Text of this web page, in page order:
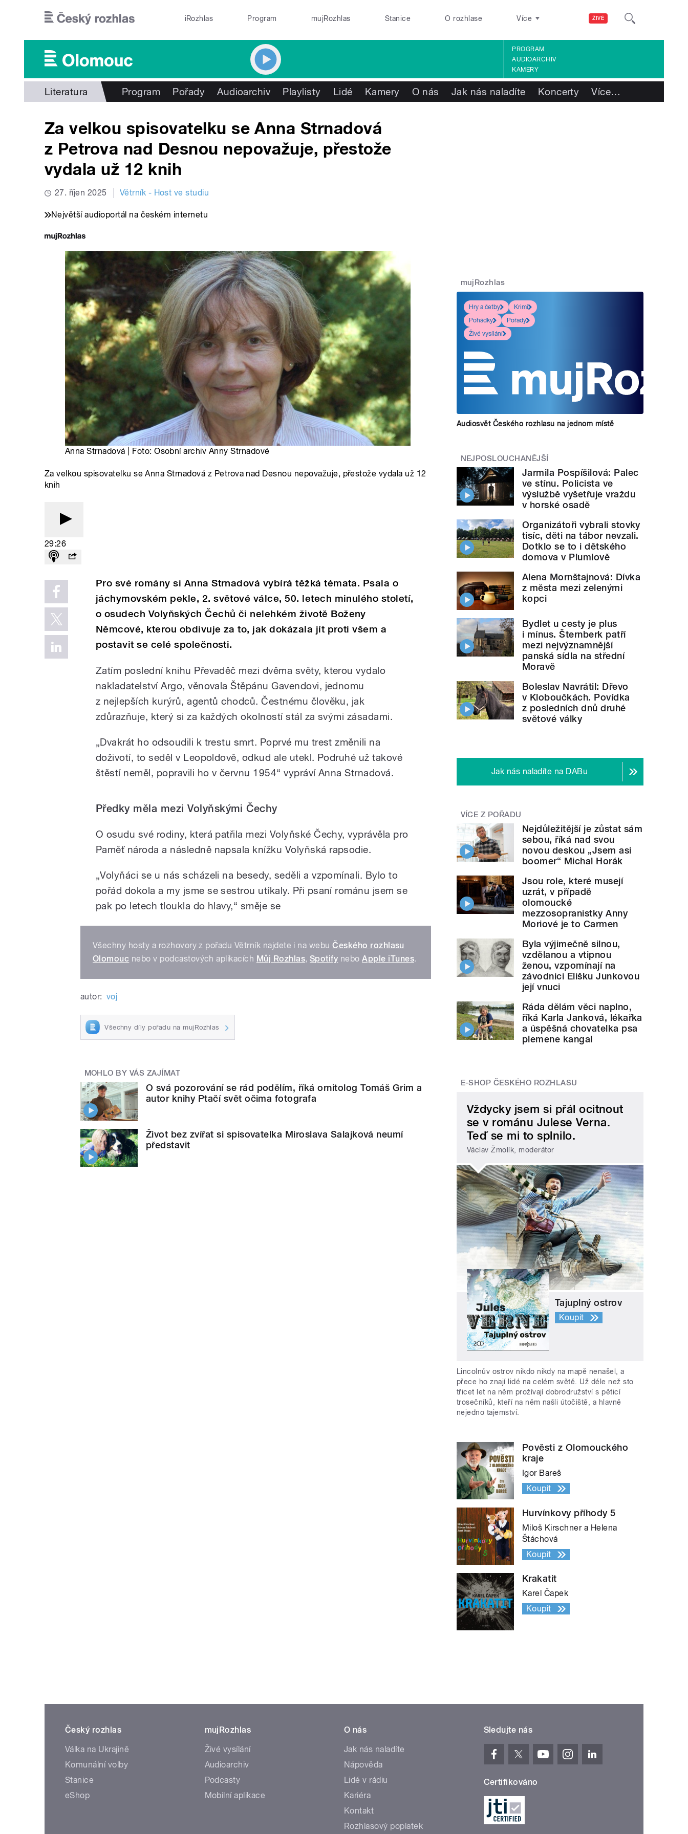
ŽIVĚ
iRozhlas Program mujRozhlas Stanice O rozhlase Více
PROGRAM
AUDIOARCHIV
KAMERY
Literatura Program Pořady Audioarchiv Playlisty Lidé Kamery O nás Jak nás naladíte Koncerty Více…
Za velkou spisovatelku se Anna Strnadová
z Petrova nad Desnou nepovažuje, přestože
vydala už 12 knih
27. říjen 2025 Větrník - Host ve studiu
Největší audioportál na českém internetu
Anna Strnadová | Foto: Osobní archiv Anny Strnadové
Za velkou spisovatelku se Anna Strnadová z Petrova nad Desnou nepovažuje, přestože vydala už 12
knih
29:26
Pro své romány si Anna Strnadová vybírá těžká témata. Psala o
jáchymovském pekle, 2. světové válce, 50. letech minulého století,
o osudech Volyňských Čechů či nelehkém životě Boženy
Němcové, kterou obdivuje za to, jak dokázala jít proti všem a
postavit se celé společnosti.
Zatím poslední knihu Převaděč mezi dvěma světy, kterou vydalo
nakladatelství Argo, věnovala Štěpánu Gavendovi, jednomu
z nejlepších kurýrů, agentů chodců. Čestnému člověku, jak
zdůrazňuje, který si za každých okolností stál za svými zásadami.
„Dvakrát ho odsoudili k trestu smrt. Poprvé mu trest změnili na
doživotí, to seděl v Leopoldově, odkud ale utekl. Podruhé už takové
štěstí neměl, popravili ho v červnu 1954“ vypráví Anna Strnadová.
Předky měla mezi Volyňskými Čechy
O osudu své rodiny, která patřila mezi Volyňské Čechy, vyprávěla pro
Paměť národa a následně napsala knížku Volyňská rapsodie.
„Volyňáci se u nás scházeli na besedy, seděli a vzpomínali. Bylo to
pořád dokola a my jsme se sestrou utíkaly. Při psaní románu jsem se
pak po letech tloukla do hlavy,“ směje se
Všechny hosty a rozhovory z pořadu Větrník najdete i na webuČeského rozhlasu
Olomouc nebo v podcastových aplikacích Můj Rozhlas, Spotify neboApple iTunes.
autor: voj
Všechny díly pořadu na mujRozhlas
MOHLO BY VÁS ZAJÍMAT
O svá pozorování se rád podělím, říká ornitolog Tomáš Grim a
autor knihy Ptačí svět očima fotografa
Život bez zvířat si spisovatelka Miroslava Salajková neumí
představit
mujRozhlas
Hry a četby
Krimi
Pohádky
Pořady
Živé vysílání
Audiosvět Českého rozhlasu na jednom místě
NEJPOSLOUCHANĚJŠÍ
Jarmila Pospíšilová: Palec
ve stínu. Policista ve
výslužbě vyšetřuje vraždu
v horské osadě
Organizátoři vybrali stovky
tisíc, děti na tábor nevzali.
Dotklo se to i dětského
domova v Plumlově
Alena Mornštajnová: Dívka
z města mezi zelenými
kopci
Bydlet u cesty je plus
i mínus. Šternberk patří
mezi nejvýznamnější
panská sídla na střední
Moravě
Boleslav Navrátil: Dřevo
v Kloboučkách. Povídka
z posledních dnů druhé
světové války
Jak nás naladíte na DABu
VÍCE Z POŘADU
Nejdůležitější je zůstat sám
sebou, říká nad svou
novou deskou „Jsem asi
boomer“ Michal Horák
Jsou role, které musejí
uzrát, v případě
olomoucké
mezzosopranistky Anny
Moriové je to Carmen
Byla výjimečně silnou,
vzdělanou a vtipnou
ženou, vzpomínají na
závodnici Elišku Junkovou
její vnuci
Ráda dělám věci naplno,
říká Karla Janková, lékařka
a úspěšná chovatelka psa
plemene kangal
E-SHOP ČESKÉHO ROZHLASU
Vždycky jsem si přál ocitnout
se v románu Julese Verna.
Teď se mi to splnilo.
Václav Žmolík, moderátor
Tajuplný ostrov
Koupit
Lincolnův ostrov nikdo nikdy na mapě nenašel, a
přece ho znají lidé na celém světě. Už déle než sto
třicet let na něm prožívají dobrodružství s pěticí
trosečníků, kteří na něm našli útočiště, a hlavně
nejedno tajemství.
Pověsti z Olomouckého
kraje
Igor Bareš
Koupit
Hurvínkovy příhody 5
Miloš Kirschner a Helena
Štáchová
Koupit
Krakatit
Karel Čapek
Koupit
Český rozhlas
Válka na Ukrajině
Komunální volby
Stanice
eShop
mujRozhlas
Živé vysílání
Audioarchiv
Podcasty
Mobilní aplikace
O nás
Jak nás naladíte
Nápověda
Lidé v rádiu
Kariéra
Kontakt
Rozhlasový poplatek
Sledujte nás
Certifikováno